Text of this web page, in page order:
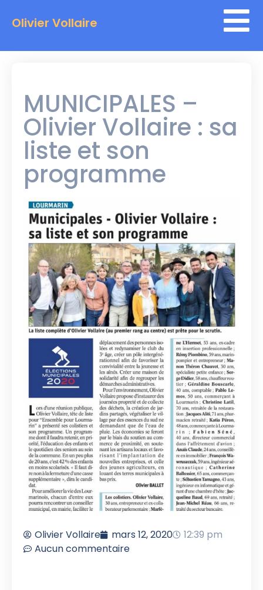
Olivier Vollaire
MUNICIPALES –
Olivier Vollaire : sa
liste et son
programme
Olivier Vollaire mars 12, 2020
12:39 pm
Aucun commentaire